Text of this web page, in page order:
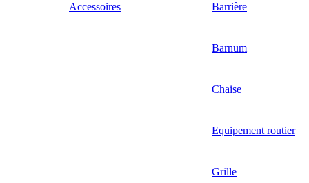
Accessoires Barrière
Barnum
Chaise
Equipement routier
Grille